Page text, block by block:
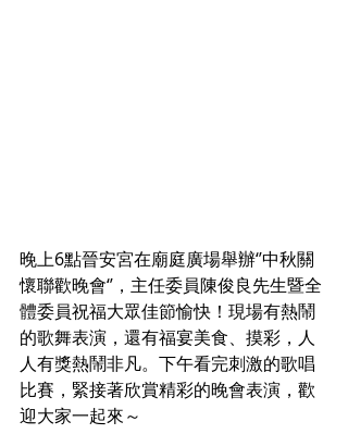
晚上6點晉安宮在廟庭廣場舉辦‘’中秋關
懷聯歡晚會‘’，主任委員陳俊良先生暨全
體委員祝福大眾佳節愉快！現場有熱鬧
的歌舞表演，還有福宴美食、摸彩，人
人有獎熱鬧非凡。下午看完刺激的歌唱
比賽，緊接著欣賞精彩的晚會表演，歡
迎大家一起來～